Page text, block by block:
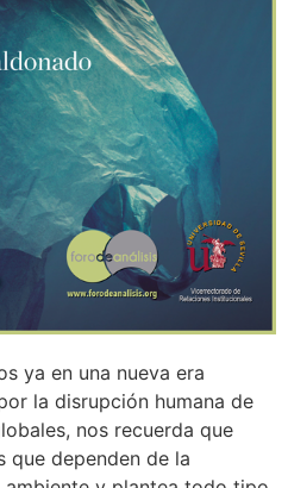
ya en una nueva era
la disrupción humana de
nos recuerda que
que dependen de la